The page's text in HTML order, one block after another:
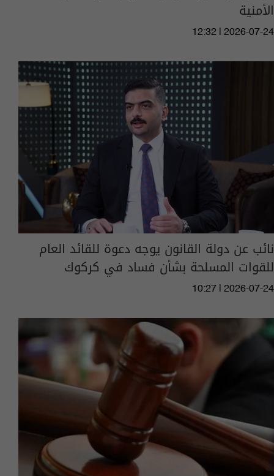
الأمنية
12:32 | 2026-07-24
نائب عن دولة القانون يوجه دعوة للقائد العام
للقوات المسلحة بشأن فساد في كركوك
10:27 | 2026-07-24